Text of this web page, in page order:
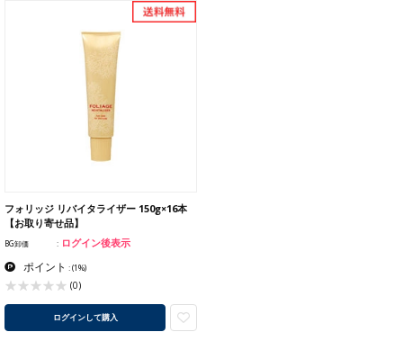
フォリッジ リバイタライザー 150g×16本
【お取り寄せ品】
BG卸価 ログイン後表示
ポイント :(1%)
(0)
ログインして購入